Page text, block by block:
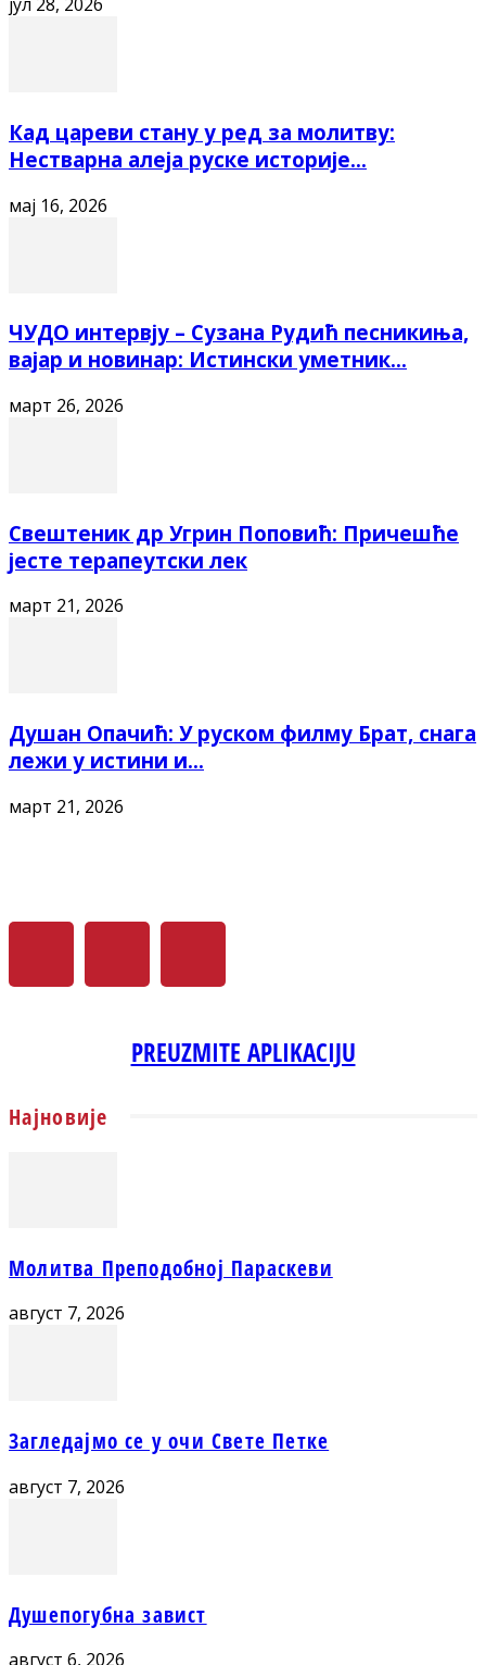
Кад цареви стану у ред за молитву:
Нестварна алеја руске историје...
мај 16, 2026
ЧУДО интервју – Сузана Рудић песникиња,
вајар и новинар: Истински уметник...
март 26, 2026
Свештеник др Угрин Поповић: Причешће
јесте терапеутски лек
март 21, 2026
Душан Опачић: У руском филму Брат, снага
лежи у истини и...
март 21, 2026
PREUZMITE APLIKACIJU
Најновије
Молитва Преподобној Параскеви
август 7, 2026
Загледајмо се у очи Свете Петке
август 7, 2026
Душепогубна завист
август 6, 2026